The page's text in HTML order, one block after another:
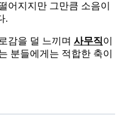
어지지만 그만큼 소음이
.
감을 덜 느끼며 사무직이
분들에게는 적합한 축이